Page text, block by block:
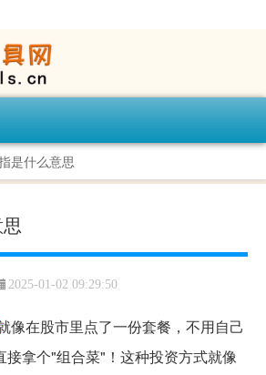
是什么意思
2025-01-02 09:29:50
像在股市里点了一份套餐，不用自己
接拿个"组合菜"！这种投资方式就像